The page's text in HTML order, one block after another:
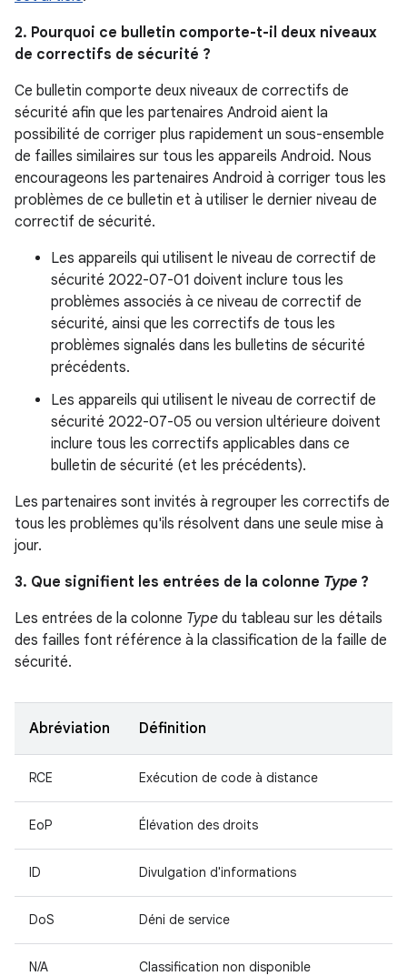
2. Pourquoi ce bulletin comporte-t-il deux niveaux
de correctifs de sécurité ?
Ce bulletin comporte deux niveaux de correctifs de
sécurité afin que les partenaires Android aient la
possibilité de corriger plus rapidement un sous-ensemble
de failles similaires sur tous les appareils Android. Nous
encourageons les partenaires Android à corriger tous les
problèmes de ce bulletin et à utiliser le dernier niveau de
correctif de sécurité.
Les appareils qui utilisent le niveau de correctif de
sécurité 2022-07-01 doivent inclure tous les
problèmes associés à ce niveau de correctif de
sécurité, ainsi que les correctifs de tous les
problèmes signalés dans les bulletins de sécurité
précédents.
Les appareils qui utilisent le niveau de correctif de
sécurité 2022-07-05 ou version ultérieure doivent
inclure tous les correctifs applicables dans ce
bulletin de sécurité (et les précédents).
Les partenaires sont invités à regrouper les correctifs de
tous les problèmes qu'ils résolvent dans une seule mise à
jour.
3. Que signifient les entrées de la colonne Type ?
Les entrées de la colonne Type du tableau sur les détails
des failles font référence à la classification de la faille de
sécurité.
Abréviation Définition
RCE Exécution de code à distance
EoP Élévation des droits
ID Divulgation d'informations
DoS Déni de service
N/A Classification non disponible